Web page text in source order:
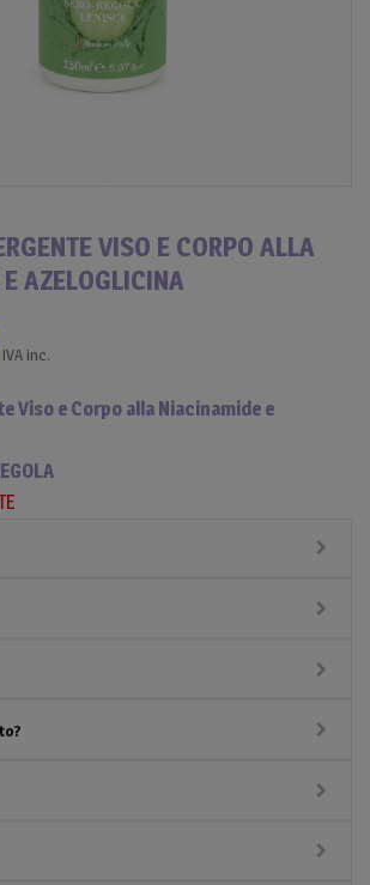
VISO E CORPO ALLA
AZELOGLICINA
IVA inc.
Viso e Corpo alla Niacinamide e